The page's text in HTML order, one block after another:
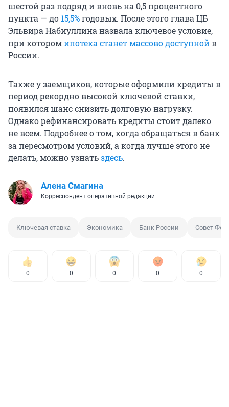
шестой раз подряд и вновь на 0,5 процентного
пункта — до 15,5%годовых. После этого глава ЦБ
Эльвира Набиуллина назвала ключевое условие,
при которомипотека станет массово доступнойв
России.
Также у заемщиков, которые оформили кредиты в
период рекордно высокой ключевой ставки,
появился шанс снизить долговую нагрузку.
Однако рефинансировать кредиты стоит далеко
не всем. Подробнее о том, когда обращаться в банк
за пересмотром условий, а когда лучше этого не
делать, можно узнатьздесь.
Алена Смагина
Корреспондент оперативной редакции
Ключевая ставка Экономика Банк России Совет
0 0 0 0 0